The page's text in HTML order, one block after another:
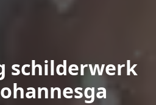
schilderwerk